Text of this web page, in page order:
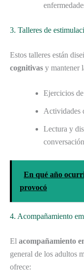
3. Talleres de
Estos talleres están
cognitivas y mantener
Ejercicios
Actividades
Lectura y
En qué año
provocó
4. Acompañamiento
El acompañamiento
general de los adultos
ofrece: